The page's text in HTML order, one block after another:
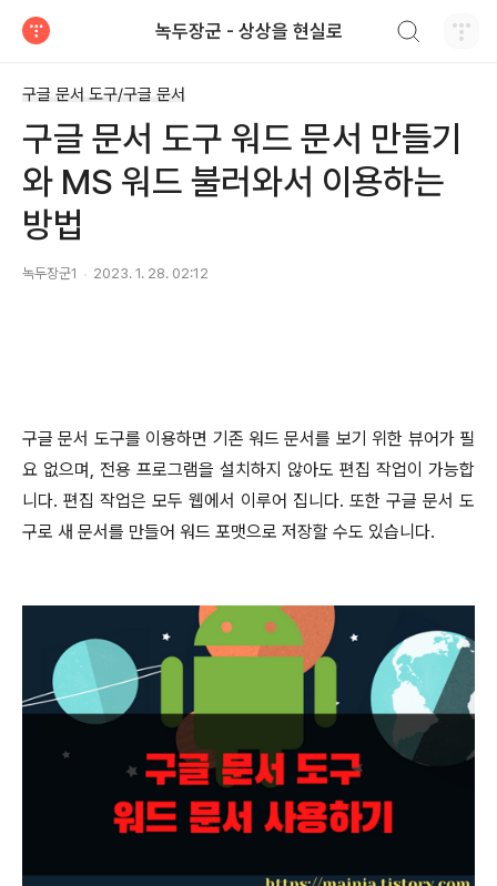
녹두장군 - 상상을 현실로
구글 문서 도구/구글 문서
구글 문서 도구 워드 문서 만들기
와 MS 워드 불러와서 이용하는
방법
녹두장군1 2023. 1. 28. 02:12
구글 문서 도구를 이용하면 기존 워드 문서를 보기 위한 뷰어가 필
요 없으며, 전용 프로그램을 설치하지 않아도 편집 작업이 가능합
니다. 편집 작업은 모두 웹에서 이루어 집니다. 또한 구글 문서 도
구로 새 문서를 만들어 워드 포맷으로 저장할 수도 있습니다.